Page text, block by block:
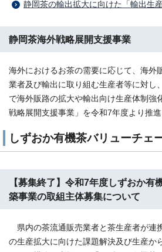
静岡茶の輸出拡大に向けた「輸出生
静岡茶海外戦略展開支援事業
海外におけるお茶の需要に応じて、海外
業者及び輸出に取り組む生産者等に対し
で海外販路の拡大や輸出向け生産体制強
戦略展開支援事業」を令和7年度より推進
しずおか有機茶バリューチェ
【募集終了】令和7年度しずおか有
築事業の取組主体募集について
県内の茶流通販売業者と茶生産者が連
の生産拡大に向けた課題解決及び生産か